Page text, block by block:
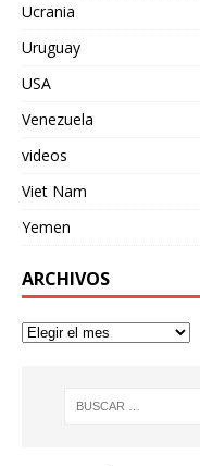
Ucrania
Uruguay
USA
Venezuela
videos
Viet Nam
Yemen
ARCHIVOS